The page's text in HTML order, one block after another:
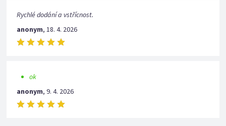
Rychlé dodání a vstřícnost.
anonym,18. 4. 2026
ok
anonym,9. 4. 2026